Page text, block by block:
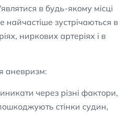
в будь-якому місці
найчастіше зустрічаються в
ниркових артеріях і в
аневризм:
через різні фактори,
стінки судин,